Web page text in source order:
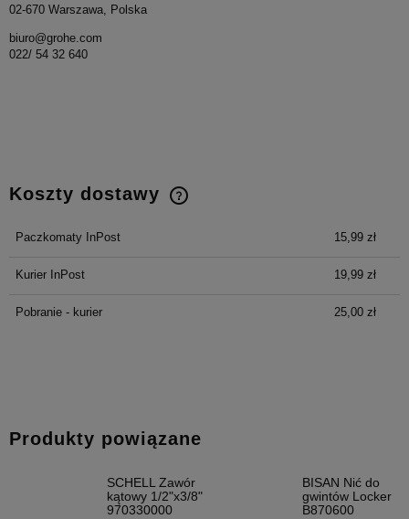
02-670 Warszawa, Polska
biuro@grohe.com
022/ 54 32 640
Koszty dostawy
Cena nie zawiera ewentualnych kosztów płatności
Paczkomaty InPost 15,99 zł
Kurier InPost 19,99 zł
Pobranie - kurier 25,00 zł
Produkty powiązane
SCHELL Zawór
kątowy 1/2"x3/8"
970330000
BISAN Nić do
gwintów Locker
B870600